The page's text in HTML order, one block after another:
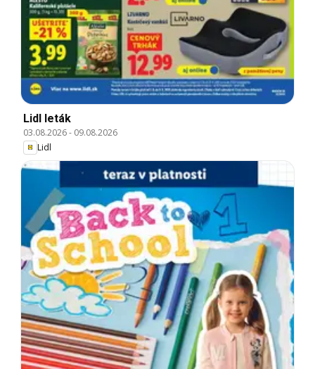
Lidl leták
03.08.2026- 09.08.2026
Lidl